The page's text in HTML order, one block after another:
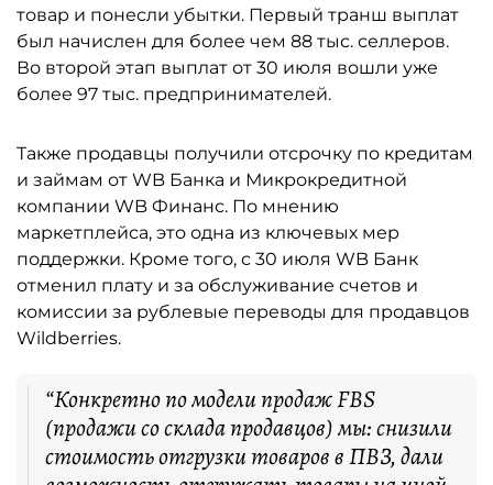
товар и понесли убытки. Первый транш выплат
был начислен для более чем 88 тыс. селлеров.
Во второй этап выплат от 30 июля вошли уже
более 97 тыс. предпринимателей.
Также продавцы получили отсрочку по кредитам
и займам от WB Банка и Микрокредитной
компании WB Финанс. По мнению
маркетплейса, это одна из ключевых мер
поддержки. Кроме того, с 30 июля WB Банк
отменил плату и за обслуживание счетов и
комиссии за рублевые переводы для продавцов
Wildberries.
“Конкретно по модели продаж FBS
(продажи со склада продавцов) мы: снизили
стоимость отгрузки товаров в ПВЗ, дали